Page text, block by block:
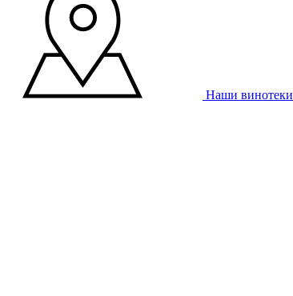
Наши винотеки